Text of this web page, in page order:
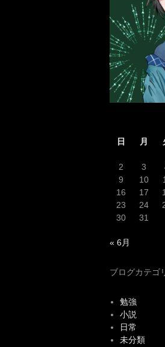
日
月
2
3
9
10
16
17
23
24
30
31
« 6月
ブログカテゴ
勉強
小説
日常
未分類